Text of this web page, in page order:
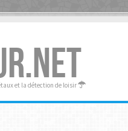
et la détection de loisir